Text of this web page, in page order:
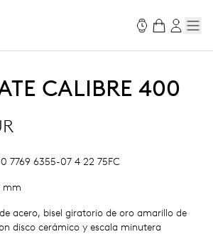
CALIBRE 400
7769 6355-07 4 22 75FC
mm
acero, bisel giratorio de oro amarillo de
disco cerámico y escala minutera